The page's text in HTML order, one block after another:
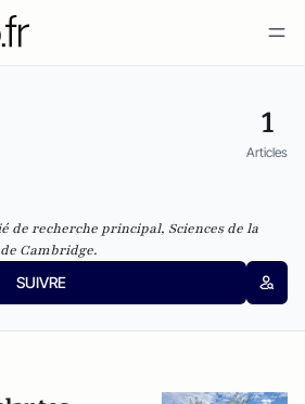
1
Articles
de recherche principal, Sciences de la
Cambridge.
SUIVRE